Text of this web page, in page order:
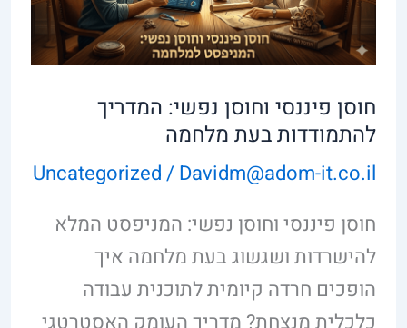
חוסן פיננסי וחוסן נפשי: המדריך
להתמודדות בעת מלחמה
Uncategorized/Davidm@adom-it.co.il
חוסן פיננסי וחוסן נפשי: המניפסט המלא
להישרדות ושגשוג בעת מלחמה איך
הופכים חרדה קיומית לתוכנית עבודה
המדריך
להתמודדות
מלחמה